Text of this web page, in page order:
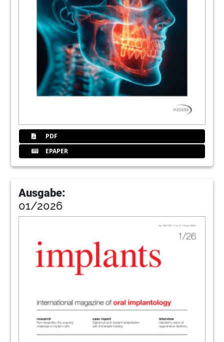
Birthday
Nizick
50Impressum
PDF
EPAPER
Ausgabe:
01/2026